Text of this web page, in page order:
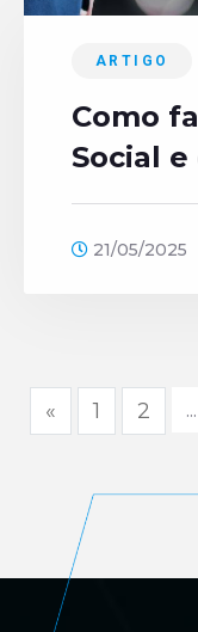
ARTIGO
Como
Social
21/05/2025
« 1 2 ...